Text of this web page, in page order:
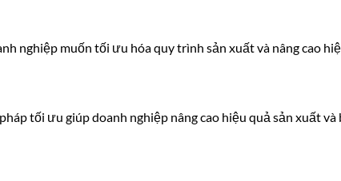
nghiệp muốn tối ưu hóa quy trình sản xuất và nâng cao
tối ưu giúp doanh nghiệp nâng cao hiệu quả sản xuất